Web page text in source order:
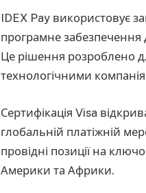
IDEX Pay використовує
програмне забезпечення
Це рішення розроблено
технологічними
Сертифікація Visa
глобальній платіжній
провідні позиції на
Америки та Африки.